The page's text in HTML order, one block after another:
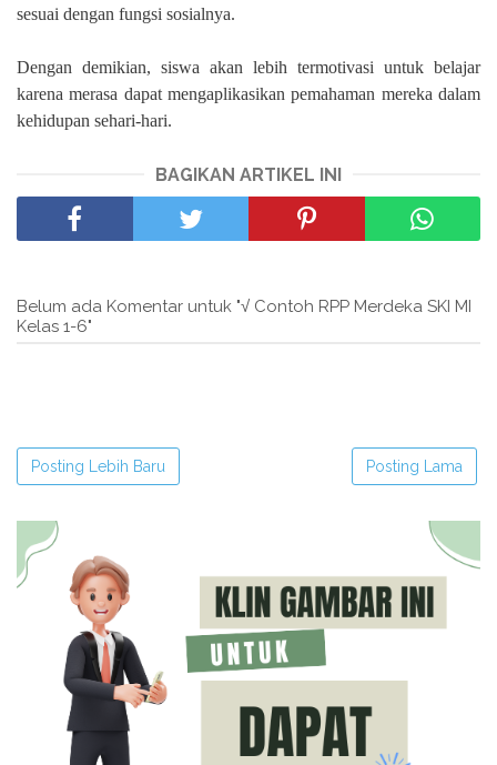
sesuai dengan fungsi sosialnya.
Dengan demikian, siswa akan lebih termotivasi untuk belajar
karena merasa dapat mengaplikasikan pemahaman mereka dalam
kehidupan sehari-hari.
BAGIKAN ARTIKEL INI
Belum ada Komentar untuk "√ Contoh RPP Merdeka SKI MI
Kelas 1-6"
Posting Lebih Baru Posting Lama